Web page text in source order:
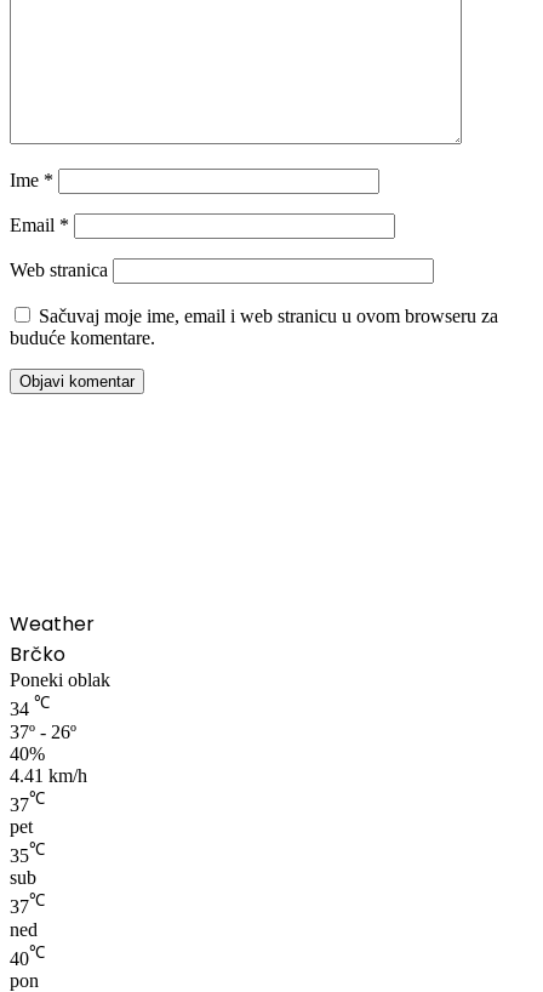
Ime *
Email *
Web stranica
Sačuvaj moje ime, email i web stranicu u ovom browseru za
buduće komentare.
Weather
Brčko
Poneki oblak
34 ℃
37º - 26º
40%
4.41 km/h
37℃
pet
35℃
sub
37℃
ned
40℃
pon